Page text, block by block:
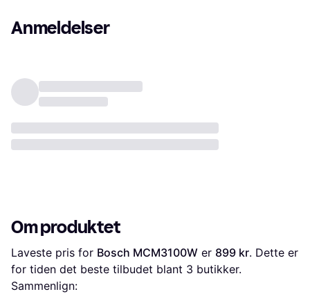
Anmeldelser
Om produktet
Laveste pris for Bosch MCM3100W er 899 kr. Dette er
for tiden det beste tilbudet blant 3 butikker.
Sammenlign: